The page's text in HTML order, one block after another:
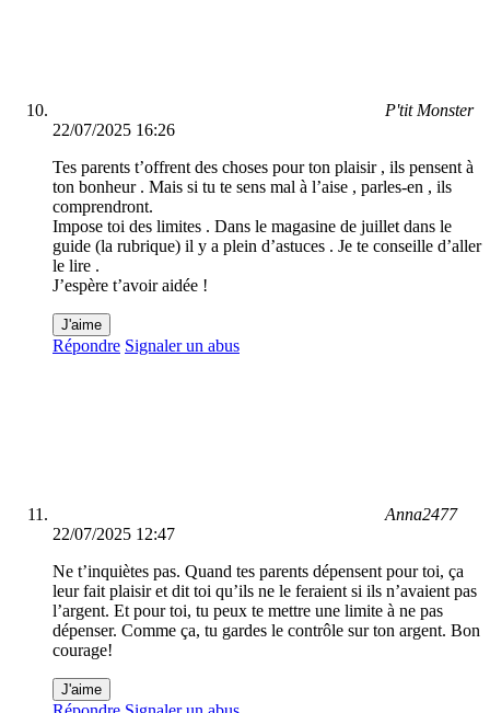
P'tit Monster
22/07/2025 16:26
Tes parents t’offrent des choses pour ton plaisir , ils pensent à
ton bonheur . Mais si tu te sens mal à l’aise , parles-en , ils
comprendront.
Impose toi des limites . Dans le magasine de juillet dans le
guide (la rubrique) il y a plein d’astuces . Je te conseille d’aller
le lire .
J’espère t’avoir aidée !
J'aime
Répondre Signaler un abus
Anna2477
22/07/2025 12:47
Ne t’inquiètes pas. Quand tes parents dépensent pour toi, ça
leur fait plaisir et dit toi qu’ils ne le feraient si ils n’avaient pas
l’argent. Et pour toi, tu peux te mettre une limite à ne pas
dépenser. Comme ça, tu gardes le contrôle sur ton argent. Bon
courage!
J'aime